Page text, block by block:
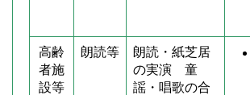
高齢
者施
設等
朗読等
朗読・紙芝居
の実演 童
謡・唱歌の合